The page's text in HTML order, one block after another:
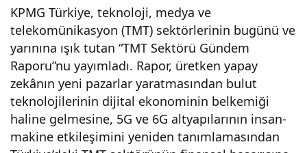
KPMG Türkiye, teknoloji, medya ve
telekomünikasyon (TMT) sektörlerinin bugünü ve
yarınına ışık tutan “TMT Sektörü Gündem
Raporu”nu yayımladı. Rapor, üretken yapay
zekânın yeni pazarlar yaratmasından bulut
teknolojilerinin dijital ekonominin belkemiği
haline gelmesine, 5G ve 6G altyapılarının insan-
makine etkileşimini yeniden tanımlamasından
a,
bulu
t ve
6G